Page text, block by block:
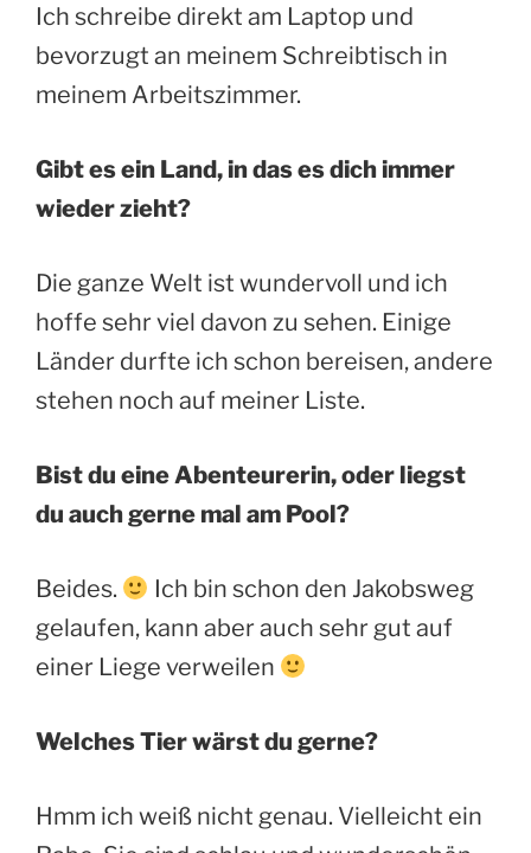
Ich schreibe direkt am Laptop und
bevorzugt an meinem Schreibtisch in
meinem Arbeitszimmer.
Gibt es ein Land, in das es dich immer
wieder zieht?
Die ganze Welt ist wundervoll und ich
hoffe sehr viel davon zu sehen. Einige
Länder durfte ich schon bereisen, andere
stehen noch auf meiner Liste.
Bist du eine Abenteurerin, oder liegst
du auch gerne mal am Pool?
Beides.
Ich bin schon den Jakobsweg
gelaufen, kann aber auch sehr gut auf
einer Liege verweilen
Welches Tier wärst du gerne?
Hmm ich weiß nicht genau. Vielleicht ein